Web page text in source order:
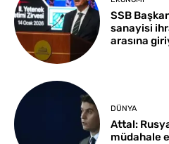
SSB
sanayisi
arasına
DÜNYA
Attal:
müdahale